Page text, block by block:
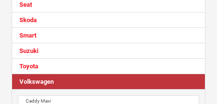
Seat
Skoda
Smart
Suzuki
Toyota
Volkswagen
Caddy Maxi